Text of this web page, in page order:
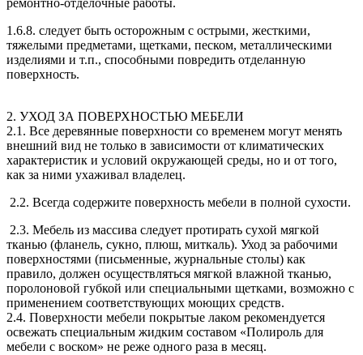
ремонтно-отделочные работы.
1.6.8. следует быть осторожным с острыми, жесткими,
тяжелыми предметами, щетками, песком, металлическими
изделиями и т.п., способными повредить отделанную
поверхность.
2. УХОД ЗА ПОВЕРХНОСТЬЮ МЕБЕЛИ
2.1. Все деревянные поверхности со временем могут менять
внешний вид не только в зависимости от климатических
характеристик и условий окружающей среды, но и от того,
как за ними ухаживал владелец.
2.2. Всегда содержите поверхность мебели в полной сухости.
2.3. Мебель из массива следует протирать сухой мягкой
тканью (фланель, сукно, плюш, миткаль). Уход за рабочими
поверхностями (письменные, журнальные столы) как
правило, должен осуществляться мягкой влажной тканью,
поролоновой губкой или специальными щетками, возможно с
применением соответствующих моющих средств.
2.4. Поверхности мебели покрытые лаком рекомендуется
освежать специальным жидким составом «Полироль для
мебели с воском» не реже одного раза в месяц.